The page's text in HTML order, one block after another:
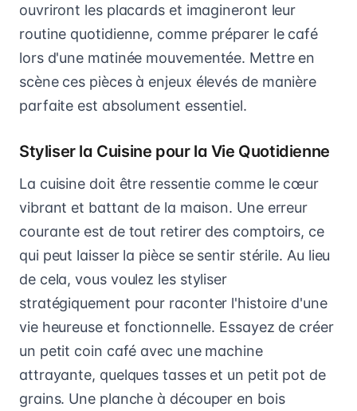
ouvriront les placards et imagineront leur
routine quotidienne, comme préparer le café
lors d'une matinée mouvementée. Mettre en
scène ces pièces à enjeux élevés de manière
parfaite est absolument essentiel.
Styliser la Cuisine pour la Vie Quotidienne
La cuisine doit être ressentie comme le cœur
vibrant et battant de la maison. Une erreur
courante est de tout retirer des comptoirs, ce
qui peut laisser la pièce se sentir stérile. Au lieu
de cela, vous voulez les styliser
stratégiquement pour raconter l'histoire d'une
vie heureuse et fonctionnelle. Essayez de créer
un petit coin café avec une machine
attrayante, quelques tasses et un petit pot de
grains. Une planche à découper en bois